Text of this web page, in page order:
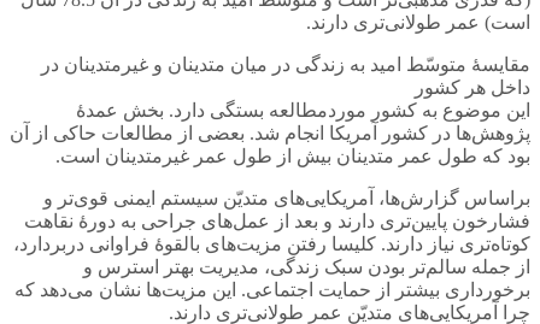
است) عمر طولانی‌تری دارند.
مقایسۀ متوسّط امید به زندگی در میان متدینان و غیرمتدینان در
داخل هر کشور
این موضوع به کشور موردمطالعه بستگی دارد. بخش عمدۀ
پژوهش‌ها در کشور آمریکا انجام شد. بعضی از مطالعات حاکی از آن
بود که طول عمر متدینان بیش از طول عمر غیرمتدینان است.
براساس گزارش‌ها، آمریکایی‌های متدیّن سیستم ایمنی قوی‌تر و
فشارخون پایین‌تری دارند و بعد از عمل‌های جراحی به دورۀ نقاهت
کوتاه‌تری نیاز دارند. کلیسا رفتن مزیت‌های بالقوۀ فراوانی دربردارد،
از جمله سالم‌تر بودن سبک زندگی، مدیریت بهتر استرس و
برخورداری بیشتر از حمایت اجتماعی. این مزیت‌ها نشان می‌دهد که
چرا آمریکایی‌های متدیّن عمر طولانی‌تری دارند.